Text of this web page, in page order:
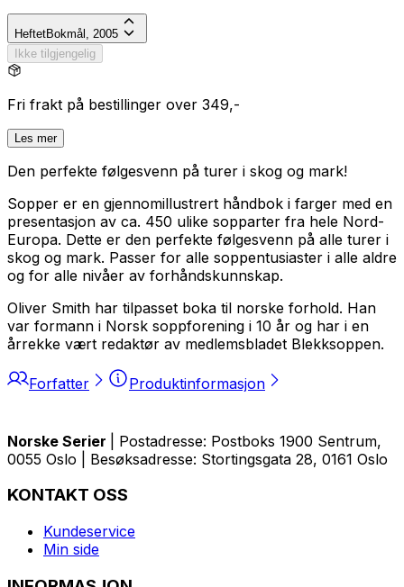
HeftetBokmål, 2005
Ikke tilgjengelig
Fri frakt på bestillinger over 349,-
Les mer
Den perfekte følgesvenn på turer i skog og mark!
Sopper er en gjennomillustrert håndbok i farger med en
presentasjon av ca. 450 ulike sopparter fra hele Nord-
Europa. Dette er den perfekte følgesvenn på alle turer i
skog og mark. Passer for alle soppentusiaster i alle aldre
og for alle nivåer av forhåndskunnskap.
Oliver Smith har tilpasset boka til norske forhold. Han
var formann i Norsk soppforening i 10 år og har i en
årrekke vært redaktør av medlemsbladet Blekksoppen.
Forfatter Produktinformasjon
Norske Serier
| Postadresse: Postboks 1900 Sentrum,
0055 Oslo | Besøksadresse: Stortingsgata 28, 0161 Oslo
KONTAKT OSS
Kundeservice
Min side